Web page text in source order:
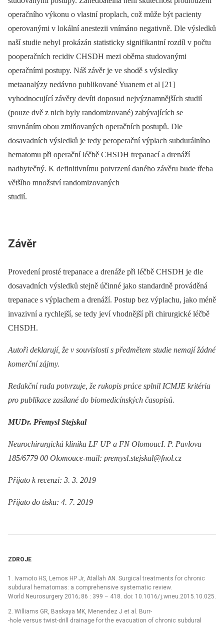
operačního výkonu o vlastní proplach, což může být pa­cienty
operovanými v lokální anestezii vnímáno negativně. Dle výsledků
naší studie nebyl prokázán statisticky signifikantní rozdíl v počtu
pooperačních recidiv CHSDH mezi oběma studovanými
operačními postupy. Náš závěr je ve shodě s výsledky
metaanalýzy nedávno publikované Yuanem et al [21]
vyhodnocující závěry devíti doposud nejvýznamnějších studií
(pouze dvě z nich byly randomizované) zabývajících se
srovnáním obou zmiňovaných operačních postupů. Dle
dosavadních výsledků je tedy peroperační výplach subdurálního
hematomu při operační léčbě CHSDH trepanací a drenáží
nadbytečný. K definitivnímu potvrzení daného závěru bude třeba
většího množství randomizovaných
studií.
Závěr
Provedení prosté trepanace a drenáže při léčbě CHSDH je dle
dosavadních výsledků stejně účinné jako standardně prováděná
trepanace s výplachem a drenáží. Postup bez výplachu, jako méně
invazivní a rychlejší, se tedy jeví vhodnější při chirurgické léčbě
CHSDH.
Autoři deklarují, že v souvislosti s předmětem studie nemají žádné
komerční zájmy.
Redakční rada potvrzuje, že rukopis práce splnil ICMJE kritéria
pro publikace zasílané do biomedicínských časopisů.
MUDr. Přemysl Stejskal
Neurochirurgická klinika LF UP a FN OlomoucI. P. Pavlova
185/6779 00 Olomouce-mail: premysl.stejskal@fnol.cz
Přijato k recenzi: 3. 3. 2019
Přijato do tisku: 4. 7. 2019
ZDROJE
1. Ivamoto HS, Lemos HP Jr, Atal­lah AN. Surgical treatments for chronic
subdural hematomas: a comprehensive systematic review.
World Neurosurgery 2016; 86 : 399 –⁠ 418. doi: 10.1016/ j.wneu.2015.10.025.
2. Wil­liams GR, Baskaya MK, Menendez J et al. Bur­r-
-hole versus twist-drill drainage for the evacuation of chronic subdural